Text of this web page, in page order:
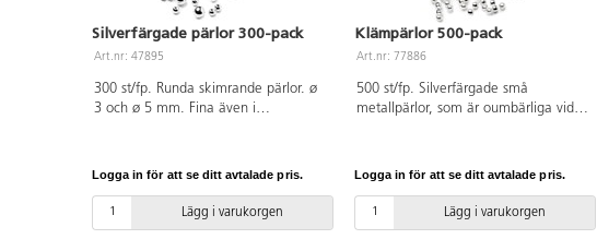
Silverfärgade pärlor 300-pack
Art.nr: 47895
300 st/fp. Runda skimrande pärlor. ø
3 och ø 5 mm. Fina även i
1 mm. Av polystyren.
Logga in för att se ditt avtalade pris.
Lägg i varukorgen
Klämpärlor 500-pack
Art.nr: 77886
500 st/fp. Silverfärgade små
metallpärlor, som är oumbärliga vid
att t.ex. hålla pärlor på plats.
Logga in för att se ditt avtalade pris.
Lägg i varukorgen